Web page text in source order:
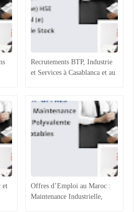
Recrutements BTP, Industrie
et Services à Casablanca et au
et
Offres d’Emploi au Maroc :
Maintenance Industrielle,